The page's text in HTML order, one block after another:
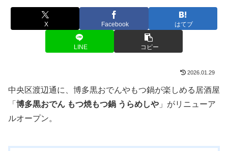
X Facebook はてブ
LINE コピー
2026.01.29
中央区渡辺通に、博多黒おでんやもつ鍋が楽しめる居酒屋
「 博多黒おでん もつ焼もつ鍋 うらめしや 」がリニューア
ルオープン。